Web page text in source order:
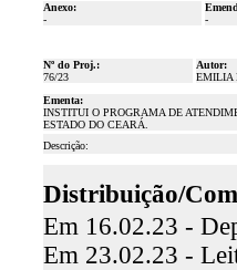
Anexo:
-
-
Nº do Proj.:
76/23
Autor:
EMILIA
Ementa:
INSTITUI O PROGRAMA DE
ESTADO DO CEARÁ.
Descrição:
Distribuição/
Em 16.02.23 -
Em 23.02.23 -